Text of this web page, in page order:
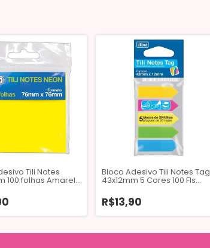
Tili Notes
100 folhas Amarelo
Bloco Adesivo Tili Notes Tag
43x12mm 5 Cores 100 Fls
R$13,90